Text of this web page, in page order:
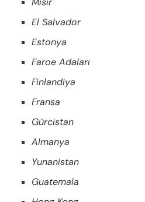
El Salvador
Estonya
Faroe Adaları
Finlandiya
Fransa
Gürcistan
Almanya
Yunanistan
Guatemala